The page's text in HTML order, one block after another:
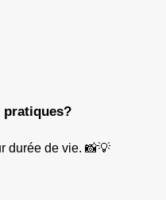
pratiques?
durée de vie. 📸💡